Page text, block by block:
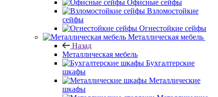
Офисные сейфы
Взломостойкие
сейфы
Огнестойкие сейфы
Металлическая мебель
Назад
Металлическая мебель
Бухгалтерские
шкафы
Металлические
шкафы